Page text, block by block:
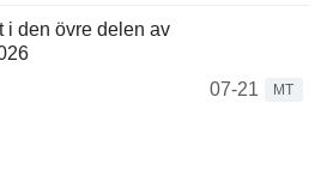
i den övre delen av
07-21
MT